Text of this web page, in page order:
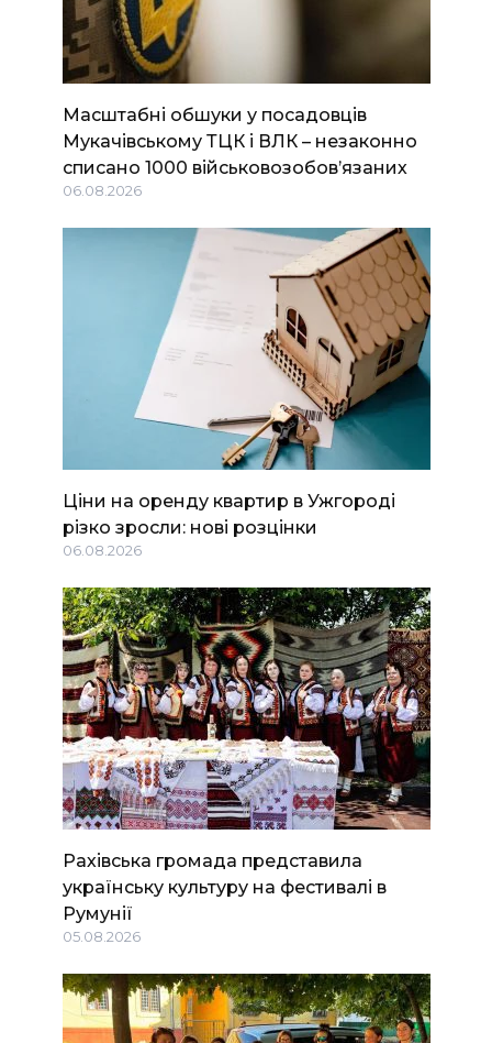
Масштабні обшуки у посадовців
Мукачівському ТЦК і ВЛК – незаконно
списано 1000 військовозобов’язаних
06.08.2026
Ціни на оренду квартир в Ужгороді
різко зросли: нові розцінки
06.08.2026
Рахівська громада представила
українську культуру на фестивалі в
Румунії
05.08.2026